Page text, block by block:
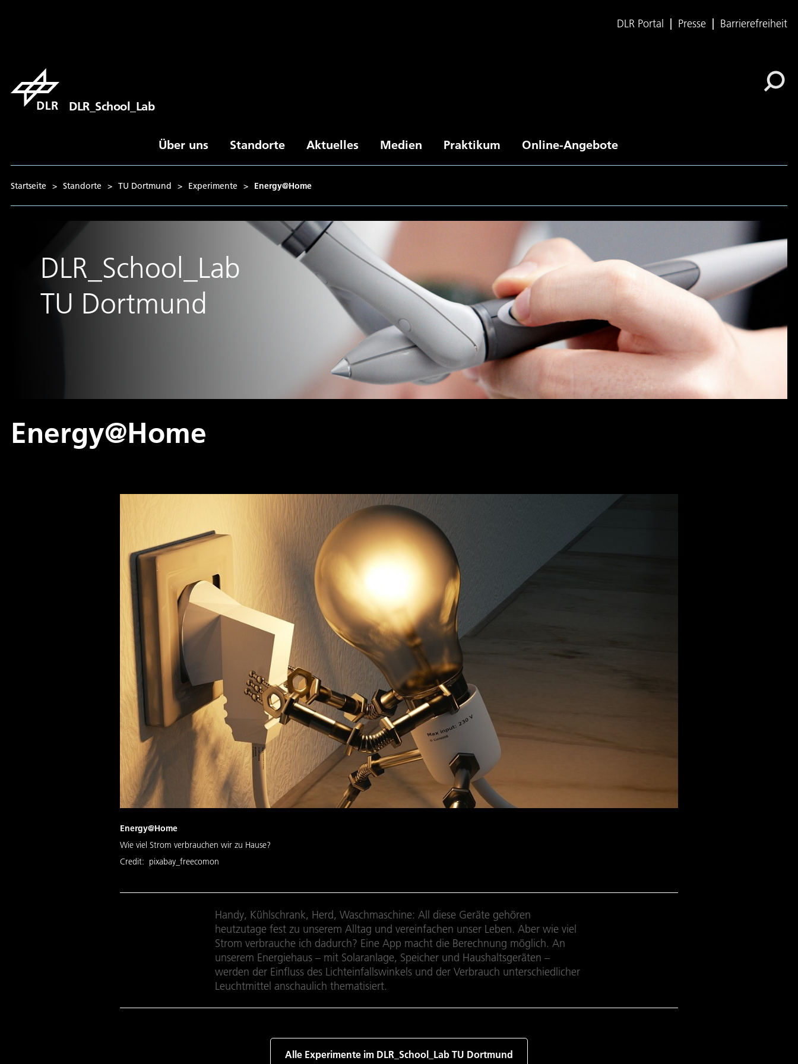
DLR Portal Presse Barrierefreiheit
DLR_School_Lab
Über uns Standorte Aktuelles Medien Praktikum Online-Angebote
Startseite > Standorte > TU Dortmund > Experimente > Energy@Home
DLR_School_Lab
TU Dortmund
Energy@Home
Energy@Home
Wie viel Strom verbrauchen wir zu Hause?
Credit: pixabay_freecomon
Handy, Kühlschrank, Herd, Waschmaschine: All diese Geräte gehören
heutzutage fest zu unserem Alltag und vereinfachen unser Leben. Aber wie viel
Strom verbrauche ich dadurch? Eine App macht die Berechnung möglich. An
unserem Energiehaus – mit Solaranlage, Speicher und Haushaltsgeräten –
werden der Einfluss des Lichteinfallswinkels und der Verbrauch unterschiedlicher
Leuchtmittel anschaulich thematisiert.
Alle Experimente im DLR_School_Lab TU Dortmund